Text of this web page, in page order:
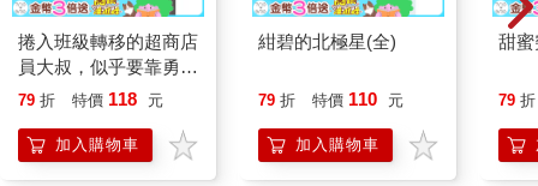
捲入班級轉移的超商店
員大叔，似乎要靠勇者
用不上的剩餘技能變成
79 折 特價 118 元
加入購物車
紺碧的北極星(全)
79 折 特價 110 元
加入購物車
甜
79 折